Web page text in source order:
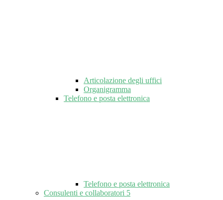
Articolazione degli uffici
Organigramma
Telefono e posta elettronica
Telefono e posta elettronica
Consulenti e collaboratori 5